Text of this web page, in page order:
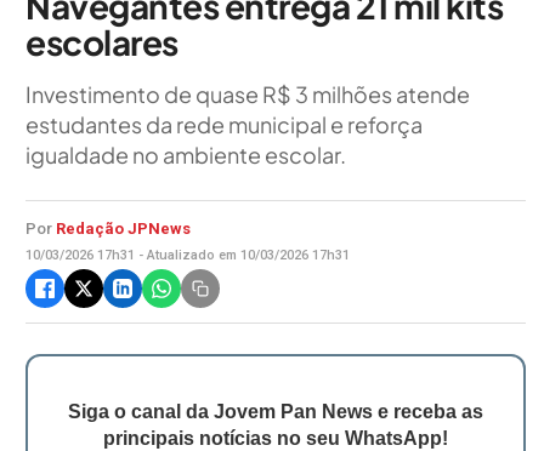
escolares
Investimento de quase R$ 3 milhões atende
estudantes da rede municipal e reforça
igualdade no ambiente escolar.
Por Redação JPNews
10/03/2026 17h31 - Atualizado em 10/03/2026 17h31
Siga o canal da Jovem Pan News e receba as
principais notícias no seu WhatsApp!